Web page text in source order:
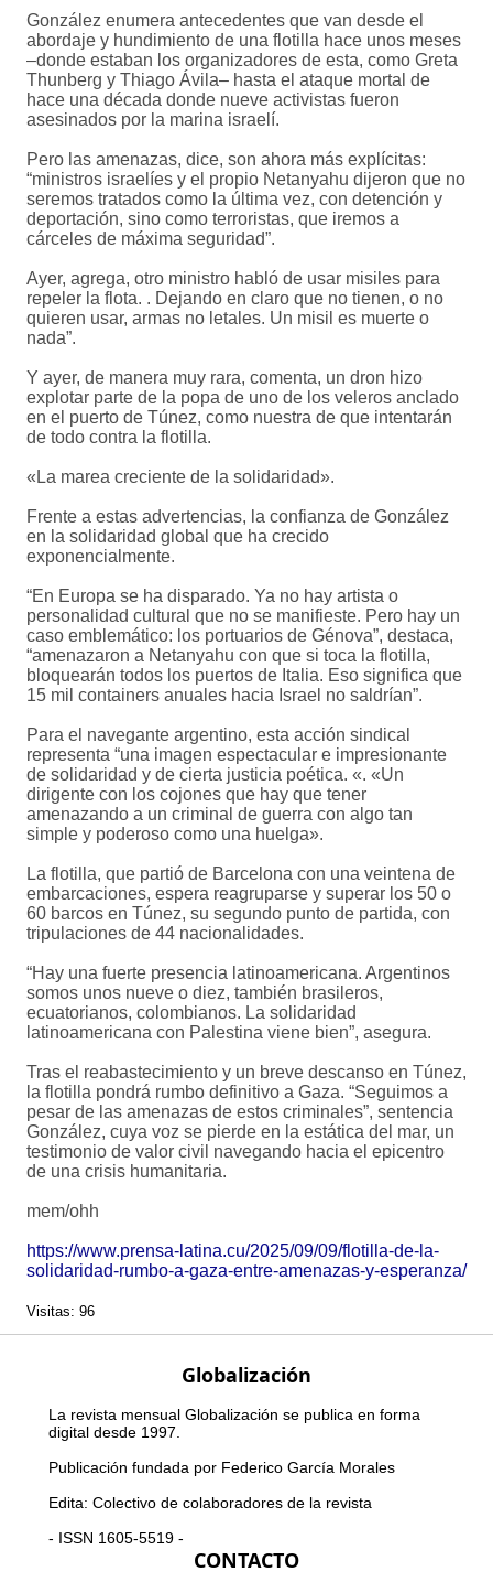
González enumera antecedentes que van desde el
abordaje y hundimiento de una flotilla hace unos meses
–donde estaban los organizadores de esta, como Greta
Thunberg y Thiago Ávila– hasta el ataque mortal de
hace una década donde nueve activistas fueron
asesinados por la marina israelí.
Pero las amenazas, dice, son ahora más explícitas:
“ministros israelíes y el propio Netanyahu dijeron que no
seremos tratados como la última vez, con detención y
deportación, sino como terroristas, que iremos a
cárceles de máxima seguridad”.
Ayer, agrega, otro ministro habló de usar misiles para
repeler la flota. . Dejando en claro que no tienen, o no
quieren usar, armas no letales. Un misil es muerte o
nada”.
Y ayer, de manera muy rara, comenta, un dron hizo
explotar parte de la popa de uno de los veleros anclado
en el puerto de Túnez, como nuestra de que intentarán
de todo contra la flotilla.
«La marea creciente de la solidaridad».
Frente a estas advertencias, la confianza de González
en la solidaridad global que ha crecido
exponencialmente.
“En Europa se ha disparado. Ya no hay artista o
personalidad cultural que no se manifieste. Pero hay un
caso emblemático: los portuarios de Génova”, destaca,
“amenazaron a Netanyahu con que si toca la flotilla,
bloquearán todos los puertos de Italia. Eso significa que
15 mil containers anuales hacia Israel no saldrían”.
Para el navegante argentino, esta acción sindical
representa “una imagen espectacular e impresionante
de solidaridad y de cierta justicia poética. «. «Un
dirigente con los cojones que hay que tener
amenazando a un criminal de guerra con algo tan
simple y poderoso como una huelga».
La flotilla, que partió de Barcelona con una veintena de
embarcaciones, espera reagruparse y superar los 50 o
60 barcos en Túnez, su segundo punto de partida, con
tripulaciones de 44 nacionalidades.
“Hay una fuerte presencia latinoamericana. Argentinos
somos unos nueve o diez, también brasileros,
ecuatorianos, colombianos. La solidaridad
latinoamericana con Palestina viene bien”, asegura.
Tras el reabastecimiento y un breve descanso en Túnez,
la flotilla pondrá rumbo definitivo a Gaza. “Seguimos a
pesar de las amenazas de estos criminales”, sentencia
González, cuya voz se pierde en la estática del mar, un
testimonio de valor civil navegando hacia el epicentro
de una crisis humanitaria.
mem/ohh
https://www.prensa-latina.cu/2025/09/09/flotilla-de-la-
solidaridad-rumbo-a-gaza-entre-amenazas-y-esperanza/
Visitas: 96
Globalización
La revista mensual Globalización se publica en forma
digital desde 1997.
Publicación fundada por Federico García Morales
Edita: Colectivo de colaboradores de la revista
- ISSN 1605-5519 -
CONTACTO